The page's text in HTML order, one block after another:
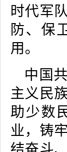
时代军
防、保
用。
中国
主义民
助少数
业，铸